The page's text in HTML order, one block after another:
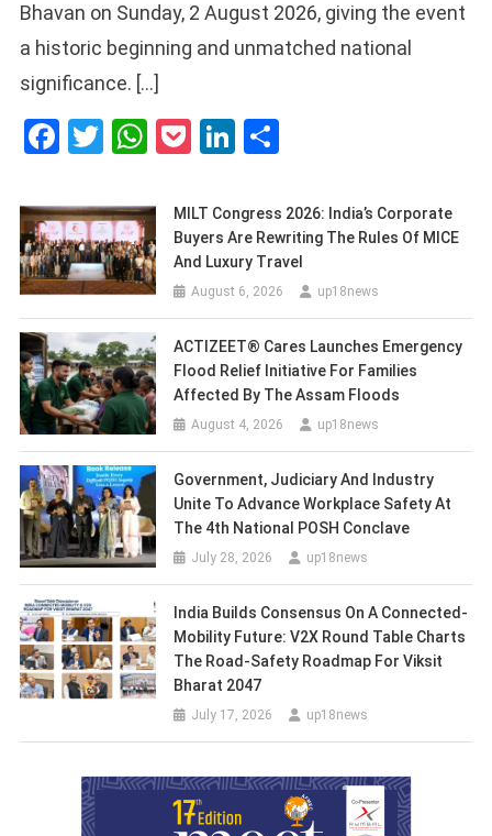
Bhavan on Sunday, 2 August 2026, giving the event
a historic beginning and unmatched national
significance. […]
Facebook
Twitter
WhatsApp
PocketLinkedIn
MILT Congress 2026: India’s Corporate
Buyers Are Rewriting The Rules Of MICE
And Luxury Travel
August 6, 2026 up18news
ACTIZEET® Cares Launches Emergency
Flood Relief Initiative For Families
Affected By The Assam Floods
August 4, 2026 up18news
Government, Judiciary And Industry
Unite To Advance Workplace Safety At
The 4th National POSH Conclave
July 28, 2026 up18news
India Builds Consensus On A Connected-
Mobility Future: V2X Round Table Charts
The Road-Safety Roadmap For Viksit
Bharat 2047
July 17, 2026 up18news